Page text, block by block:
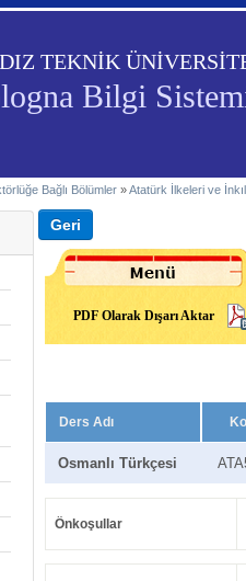
TEKNİK
Bilgi
Bağlı Bölümler »Atatürk İlkeleri ve
PDF Olarak Dışarı Aktar
Ders Adı
Osmanlı Türkçesi
Önkoşullar